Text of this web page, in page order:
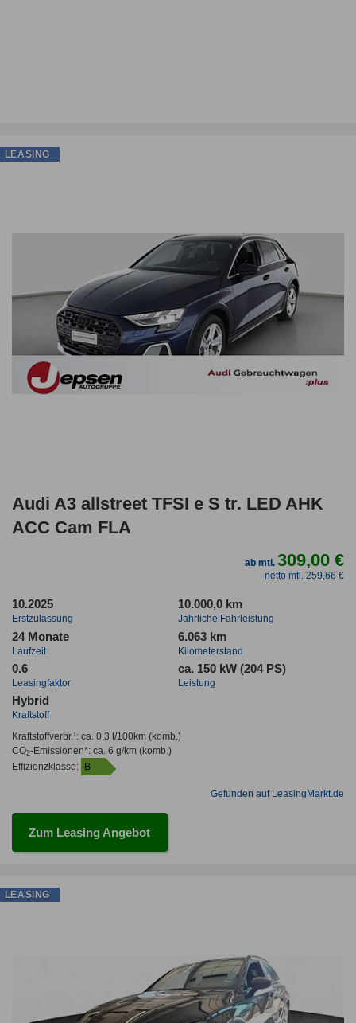
Audi A3 allstreet TFSI e S tr. LED AHK
ACC Cam FLA
ab mtl.309,00 €
netto mtl. 259,66 €
10.2025
Erstzulassung
10.000,0 km
Jahrliche Fahrleistung
24 Monate
Laufzeit
6.063 km
Kilometerstand
0.6
Leasingfaktor
ca. 150 kW (204 PS)
Leistung
Hybrid
Kraftstoff
Kraftstoffverbr.¹: ca. 0,3 l/100km(komb.)
CO2-Emissionen*: ca. 6 g/km(komb.)
Effizienzklasse:
B
Gefunden auf LeasingMarkt.de
Zum Leasing Angebot
LEASING
LEASING